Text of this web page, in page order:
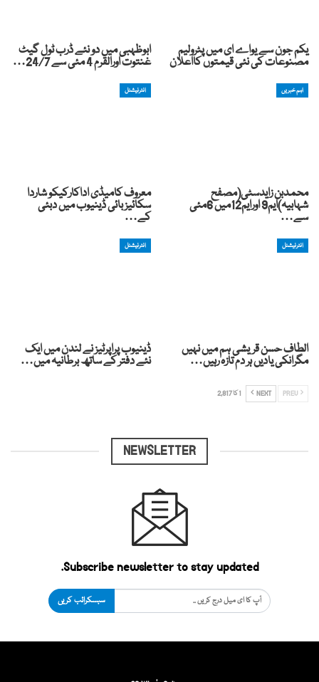
یکم جون سے یواے ای میں پٹرولیم
مصنوعات کی نئی قیمتوں کااعلان
ابوظہبی میں دو نئے ڈرب ٹول گیٹ
غنتوت اورالقرم 4 مئی سے 24/7…
اہم خبریں
محمدبن زایدسٹی(مصفح
شہابیہ)ایم9 اورایم12میں 6مئی
سے…
انٹرنیشنل
معروف کامیڈی اداکارکیکو شاردا
سکائیز بائی ڈینیوب میں دبئی
کے…
انٹرنیشنل
الطاف حسن قریشی ہم میں نہیں
مگرانکی یادیں ہر دم تازہ رہیں…
انٹرنیشنل
ڈینیوب پراپرٹیز نے لندن میں ایک
نئے دفتر کے ساتھ برطانیہ میں…
NEXT 1 کا 2,817
NEWSLETTER
Subscribe newsletter to stay updated.
سبسکرائب کریں